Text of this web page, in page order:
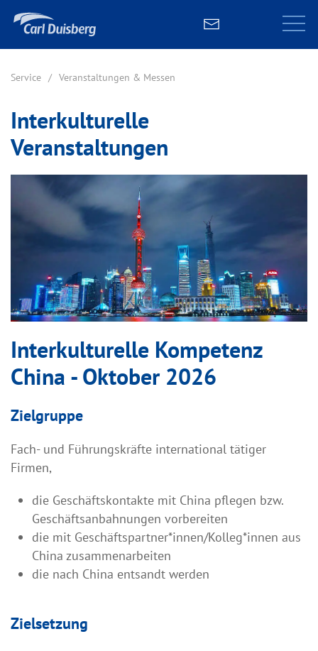
Service Veranstaltungen & Messen
Interkulturelle
Veranstaltungen
Interkulturelle Kompetenz
China - Oktober 2026
Zielgruppe
Fach- und Führungskräfte international tätiger
Firmen,
die Geschäftskontakte mit China pflegen bzw.
Geschäftsanbahnungen vorbereiten
die mit Geschäftspartner*innen/Kolleg*innen aus
China zusammenarbeiten
die nach China entsandt werden
Zielsetzung